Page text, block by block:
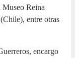
Reina
entre otras
encargo